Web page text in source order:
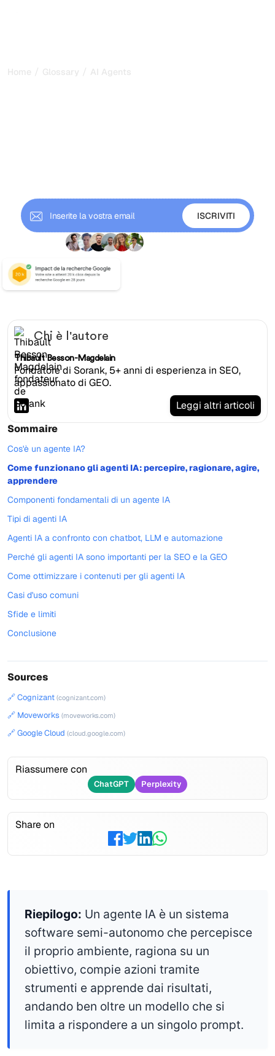
Home / Glossary / AI Agents
Chi è l'autore
Thibault Besson-Magdelain
Fondatore di Sorank, 5+ anni di esperienza in SEO,
appassionato di GEO.
Leggi altri articoli
Sommaire
Cos'è un agente IA?
Come funzionano gli agenti IA: percepire, ragionare, agire,
apprendere
Componenti fondamentali di un agente IA
Tipi di agenti IA
Agenti IA a confronto con chatbot, LLM e automazione
Perché gli agenti IA sono importanti per la SEO e la GEO
Come ottimizzare i contenuti per gli agenti IA
Casi d'uso comuni
Sfide e limiti
Conclusione
Sources
🔗 Cognizant (cognizant.com)
🔗 Moveworks (moveworks.com)
🔗 Google Cloud (cloud.google.com)
Riassumere con
ChatGPT Perplexity
Share on
Riepilogo: Un agente IA è un sistema
software semi-autonomo che percepisce
il proprio ambiente, ragiona su un
obiettivo, compie azioni tramite
strumenti e apprende dai risultati,
andando ben oltre un modello che si
limita a rispondere a un singolo prompt.